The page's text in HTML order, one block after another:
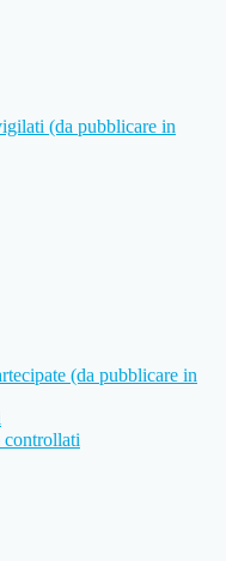
(da pubblicare in
(da pubblicare in